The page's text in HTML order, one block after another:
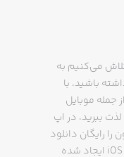
می‌کنیم به
باشید. با
جمله موبایل
ببرید. در اپ
رایگان دانلود
کنید و از مشکلاتی که برای کاربران ایرانی سیستم عامل iOS ایجاد شده